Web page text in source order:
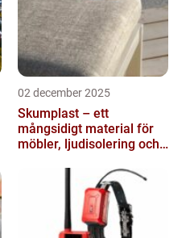
02 december 2025
Skumplast – ett
mångsidigt material för
möbler, ljudisolering och